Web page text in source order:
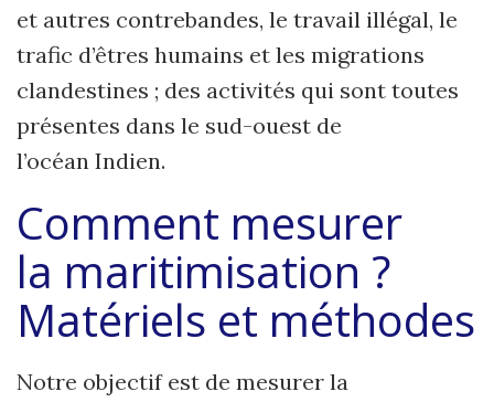
et autres contrebandes, le travail illégal, le
trafic d’êtres humains et les migrations
clandestines ; des activités qui sont toutes
présentes dans le sud-ouest de
l’océan Indien.
Comment mesurer
la maritimisation ?
Matériels et méthodes
Notre objectif est de mesurer la